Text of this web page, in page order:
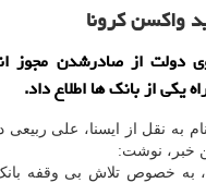
واكسن كرونا
دولت از صادرشدن مجوز
یکی از بانک ها اطلاع داد.
به نقل از ایسنا، علی
خبر، نوشت:
به خصوص تلاش بی وقفه